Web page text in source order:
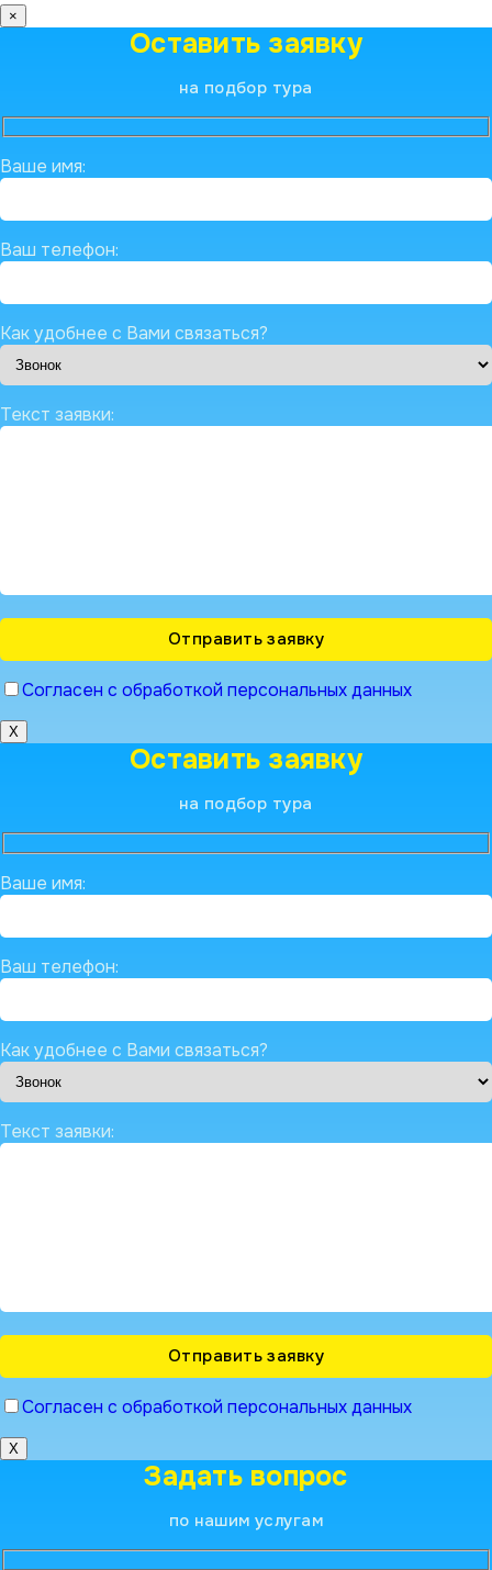
×
Оставить заявку
на подбор тура
Ваше имя:
Ваш телефон:
Как удобнее с Вами связаться?
Текст заявки:
Согласен с обработкой персональных данных
X
Оставить заявку
на подбор тура
Ваше имя:
Ваш телефон:
Как удобнее с Вами связаться?
Текст заявки:
Согласен с обработкой персональных данных
X
Задать вопрос
по нашим услугам